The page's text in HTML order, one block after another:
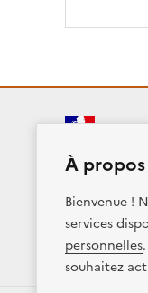
À
Bienvenue !
services
personnelles
souhaitez
Plan du site
Sauf mention